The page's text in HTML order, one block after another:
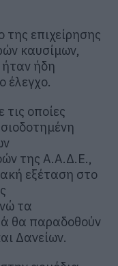
της επιχείρησης
καυσίμων,
ήδη
έλεγχο.
οποίες
της Α.Α.Δ.Ε.,
εξέταση στο
τα
θα παραδοθούν
Δανείων.